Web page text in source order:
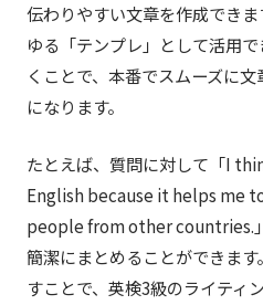
伝わりやすい文章を作成でき
ゆる「テンプレ」として活用
くことで、本番でスムーズに
になります。
たとえば、質問に対して「I
English because it helps me
people from other countries.
簡潔にまとめることができま
すことで、英検3級のライティ